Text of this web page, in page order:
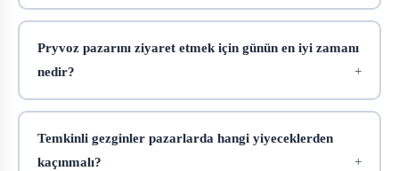
Pryvoz pazarını ziyaret etmek için günün en iyi zamanı
nedir?
Temkinli gezginler pazarlarda hangi yiyeceklerden
kaçınmalı?